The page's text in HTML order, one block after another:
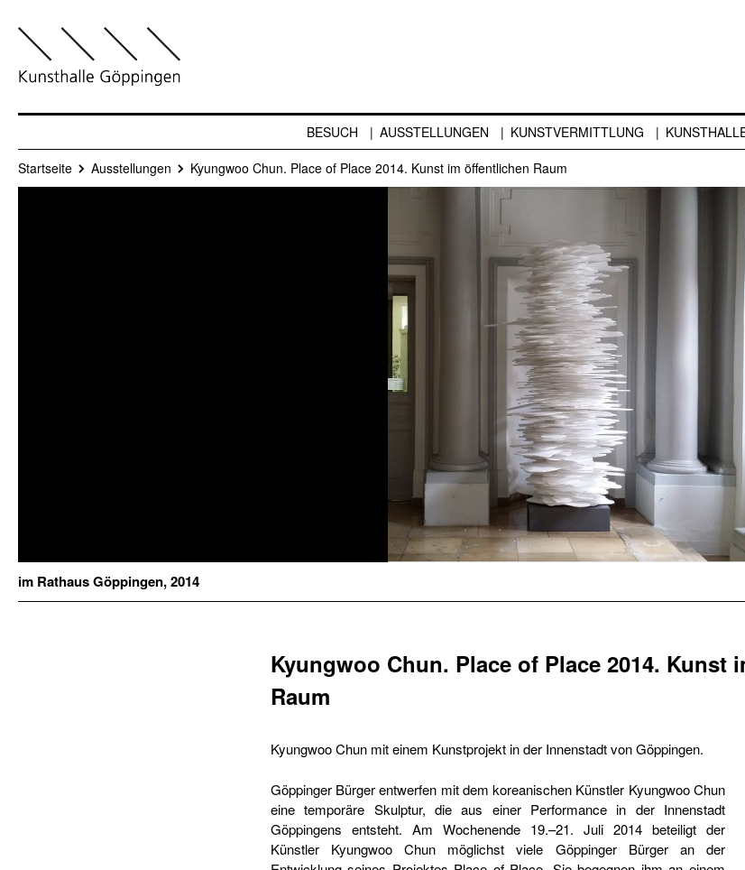
BESUCH AUSSTELLUNGEN KUNSTVERMITTLUNG
Startseite
Ausstellungen Kyungwoo Chun. Place of Place 2014. Kunst im öffentlichen Raum
im Rathaus Göppingen, 2014
Kyungwoo Chun. Place of Place 2014. Kunst
Raum
Kyungwoo Chun mit einem Kunstprojekt in der Innenstadt von Göppingen.
Göppinger Bürger entwerfen mit dem koreanischen Künstler Kyungwoo Chun
eine temporäre Skulptur, die aus einer Performance in der Innenstadt
Göppingens entsteht. Am Wochenende 19.–21. Juli 2014 beteiligt der
Künstler Kyungwoo Chun möglichst viele Göppinger Bürger an der